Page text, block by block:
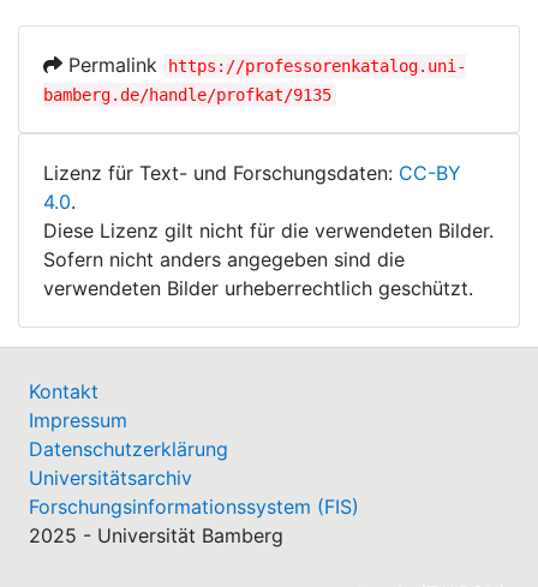
Permalink
https://professorenkatalog.uni-
bamberg.de/handle/profkat/9135
Lizenz für Text- und Forschungsdaten: CC-BY
4.0.
Diese Lizenz gilt nicht für die verwendeten Bilder.
Sofern nicht anders angegeben sind die
verwendeten Bilder urheberrechtlich geschützt.
Kontakt
Impressum
Datenschutzerklärung
Universitätsarchiv
Forschungsinformationssystem (FIS)
2025 - Universität Bamberg